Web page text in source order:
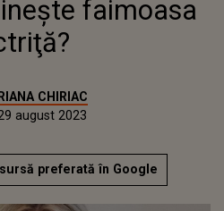
faimoasa
CHIRIAC
august 2023
preferată în Google